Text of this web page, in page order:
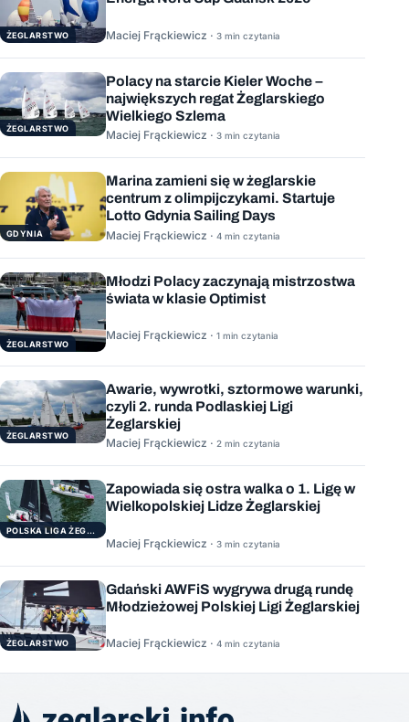
ŻEGLARSTWO Maciej Frąckiewicz · 3 min czytania
ŻEGLARSTWO
Polacy na starcie Kieler Woche –
największych regat Żeglarskiego
Wielkiego Szlema
Maciej Frąckiewicz · 3 min czytania
GDYNIA
Marina zamieni się w żeglarskie
centrum z olimpijczykami. Startuje
Lotto Gdynia Sailing Days
Maciej Frąckiewicz · 4 min czytania
ŻEGLARSTWO
Młodzi Polacy zaczynają mistrzostwa
świata w klasie Optimist
Maciej Frąckiewicz · 1 min czytania
ŻEGLARSTWO
Awarie, wywrotki, sztormowe warunki,
czyli 2. runda Podlaskiej Ligi
Żeglarskiej
Maciej Frąckiewicz · 2 min czytania
POLSKA LIGA ŻEGLARSKA
Zapowiada się ostra walka o 1. Ligę w
Wielkopolskiej Lidze Żeglarskiej
Maciej Frąckiewicz · 3 min czytania
ŻEGLARSTWO
Gdański AWFiS wygrywa drugą rundę
Młodzieżowej Polskiej Ligi Żeglarskiej
Maciej Frąckiewicz · 4 min czytania